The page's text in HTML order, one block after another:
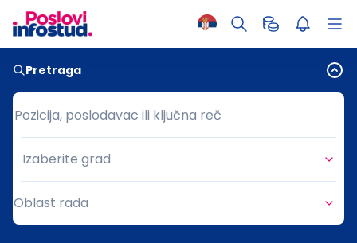
Pretraga
Pozicija, poslodavac ili ključna reč
Pozicija, poslodavac ili ključna reč
Grad
Izaberite grad
Oblast rada